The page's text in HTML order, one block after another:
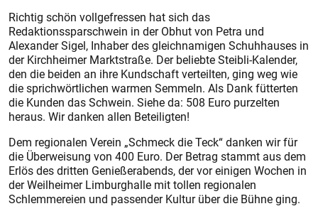
Richtig schön vollgefressen hat sich das
Redaktionssparschwein in der Obhut von Petra und
Alexander Sigel, Inhaber des gleichnamigen Schuhhauses in
der Kirchheimer Marktstraße. Der beliebte Steibli-Kalender,
den die beiden an ihre Kundschaft verteilten, ging weg wie
die sprichwörtlichen warmen Semmeln. Als Dank fütterten
die Kunden das Schwein. Siehe da: 508 Euro purzelten
heraus. Wir danken allen Beteiligten!
Dem regionalen Verein „Schmeck die Teck“ danken wir für
die Überweisung von 400 Euro. Der Betrag stammt aus dem
Erlös des dritten Genießerabends, der vor einigen Wochen in
der Weilheimer Limburghalle mit tollen regionalen
Schlemmereien und passender Kultur über die Bühne ging.